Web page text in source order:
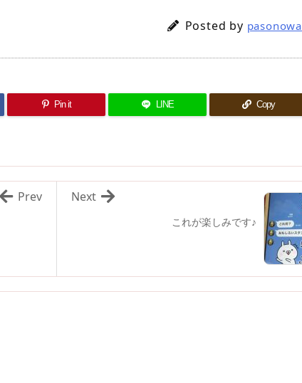
Posted by pasonowa
Pin it LINE Copy
これが楽しみです♪
Next
Prev